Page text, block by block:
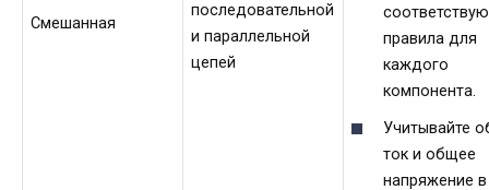
Смешанная
последовательной
и параллельной
цепей
правила для
каждого
компонента.
Учитывайте
ток и общее
напряжение в